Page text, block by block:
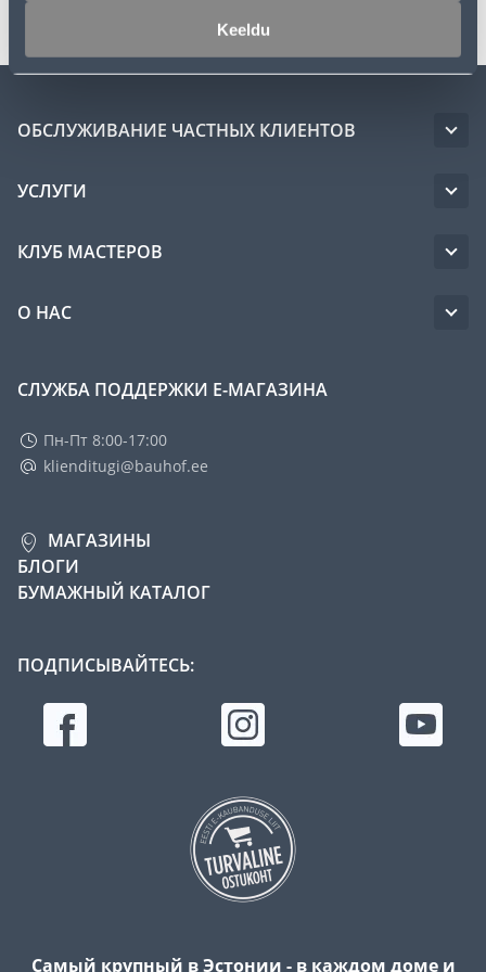
Keeldu
ОБСЛУЖИВАНИЕ ЧАСТНЫХ КЛИЕНТОВ
УСЛУГИ
КЛУБ МАСТЕРОВ
О НАС
СЛУЖБА ПОДДЕРЖКИ Е-МАГАЗИНА
Пн-Пт 8:00-17:00
klienditugi@bauhof.ee
МАГАЗИНЫ
БЛОГИ
БУМАЖНЫЙ КАТАЛОГ
ПОДПИСЫВАЙТЕСЬ:
Самый крупный в Эстонии - в каждом доме и